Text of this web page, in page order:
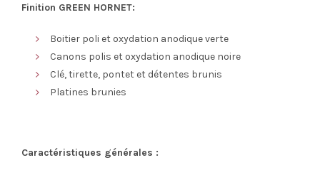
Finition GREEN HORNET:
Boitier poli et oxydation anodique verte
Canons polis et oxydation anodique noire
Clé, tirette, pontet et détentes brunis
Platines brunies
Caractéristiques générales :